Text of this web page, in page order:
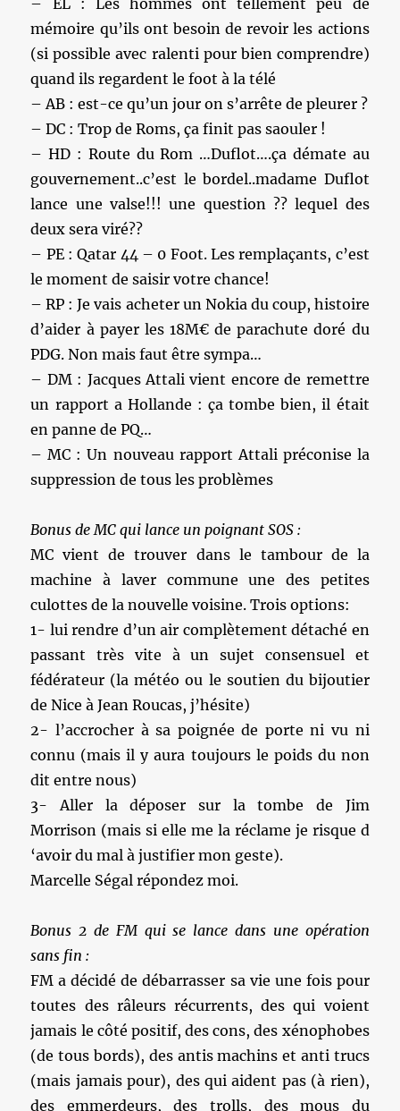
– EL : Les hommes ont tellement peu de
mémoire qu’ils ont besoin de revoir les actions
(si possible avec ralenti pour bien comprendre)
quand ils regardent le foot à la télé
– AB : est-ce qu’un jour on s’arrête de pleurer ?
– DC : Trop de Roms, ça finit pas saouler !
– HD : Route du Rom …Duflot….ça démate au
gouvernement..c’est le bordel..madame Duflot
lance une valse!!! une question ?? lequel des
deux sera viré??
– PE : Qatar 44 – 0 Foot. Les remplaçants, c’est
le moment de saisir votre chance!
– RP : Je vais acheter un Nokia du coup, histoire
d’aider à payer les 18M€ de parachute doré du
PDG. Non mais faut être sympa…
– DM : Jacques Attali vient encore de remettre
un rapport a Hollande : ça tombe bien, il était
en panne de PQ…
– MC : Un nouveau rapport Attali préconise la
suppression de tous les problèmes
Bonus de MC qui lance un poignant SOS :
MC vient de trouver dans le tambour de la
machine à laver commune une des petites
culottes de la nouvelle voisine. Trois options:
1- lui rendre d’un air complètement détaché en
passant très vite à un sujet consensuel et
fédérateur (la météo ou le soutien du bijoutier
de Nice à Jean Roucas, j’hésite)
2- l’accrocher à sa poignée de porte ni vu ni
connu (mais il y aura toujours le poids du non
dit entre nous)
3- Aller la déposer sur la tombe de Jim
Morrison (mais si elle me la réclame je risque d
‘avoir du mal à justifier mon geste).
Marcelle Ségal répondez moi.
Bonus 2 de FM qui se lance dans une opération
sans fin :
FM a décidé de débarrasser sa vie une fois pour
toutes des râleurs récurrents, des qui voient
jamais le côté positif, des cons, des xénophobes
(de tous bords), des antis machins et anti trucs
(mais jamais pour), des qui aident pas (à rien),
des emmerdeurs, des trolls, des mous du